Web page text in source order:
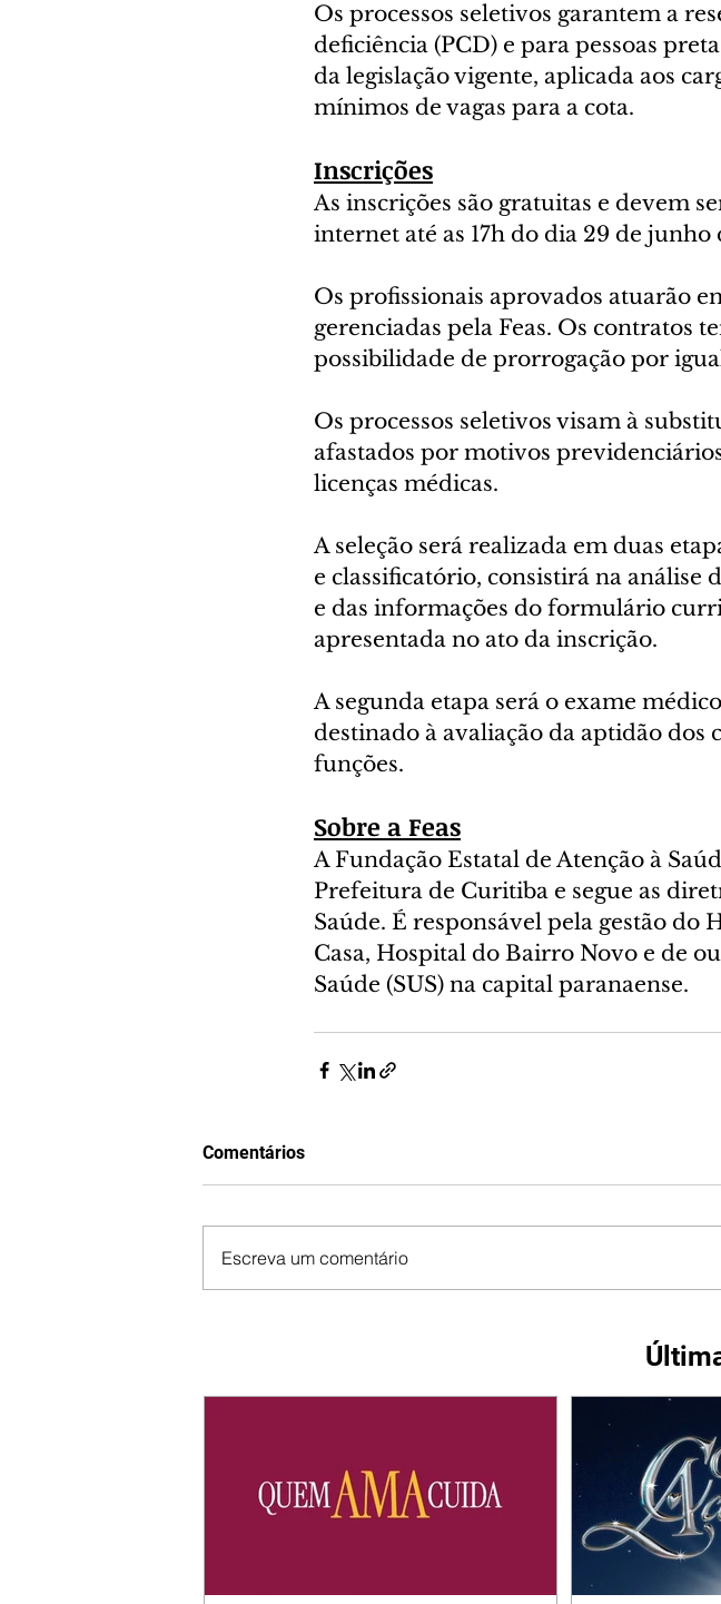
Os processos seletivos garantem a
deficiência (PCD) e para pessoas
da legislação vigente, aplicada aos
mínimos de vagas para a cota.
Inscrições
As inscrições são gratuitas e devem
internet até as 17h do dia 29 de junho
Os profissionais aprovados atuarão
gerenciadas pela Feas. Os contratos
possibilidade de prorrogação por
Os processos seletivos visam à
afastados por motivos
licenças médicas.
A seleção será realizada em duas
e classificatório, consistirá na análise
e das informações do formulário
apresentada no ato da inscrição.
A segunda etapa será o exame
destinado à avaliação da aptidão dos
funções.
Sobre a Feas
A Fundação Estatal de Atenção à
Prefeitura de Curitiba e segue as
Saúde. É responsável pela gestão do
Casa, Hospital do Bairro Novo e de
Saúde (SUS) na capital paranaense.
Comentários
Escreva um comentário